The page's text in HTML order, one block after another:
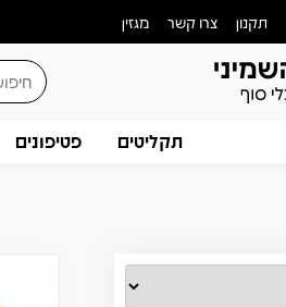
תקנון צרו קשר מגזין
תקליטים פטיפונים